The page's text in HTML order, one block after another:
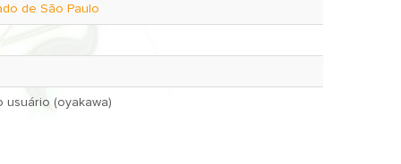
de São Paulo
May 14, 2002 pelo usuário (oyakawa)